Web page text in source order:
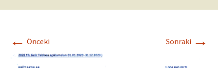
← Önceki Sonraki →